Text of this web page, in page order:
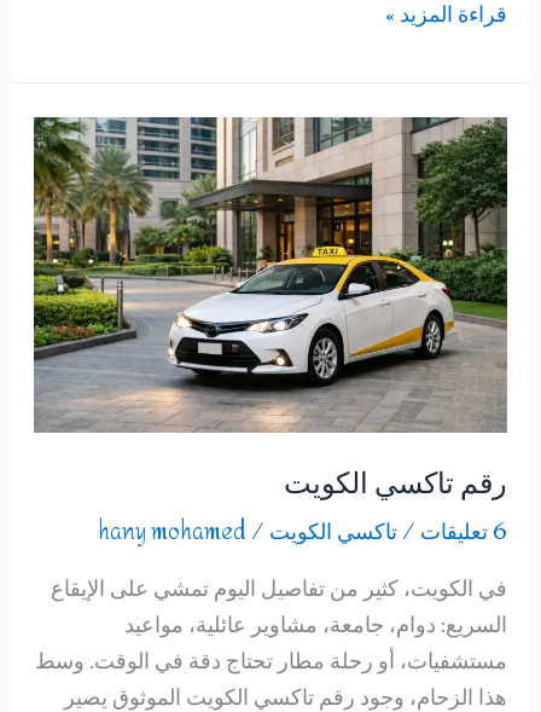
تاكسي
الشيوخ
قراءة المزيد »
رقم تاكسي الكويت
6 تعليقات /تاكسي الكويت/
hany mohamed
في الكويت، كثير من تفاصيل اليوم تمشي على الإيقاع
السريع: دوام، جامعة، مشاوير عائلية، مواعيد
مستشفيات، أو رحلة مطار تحتاج دقة في الوقت. وسط
هذا الزحام، وجود رقم تاكسي الكويت الموثوق يصير